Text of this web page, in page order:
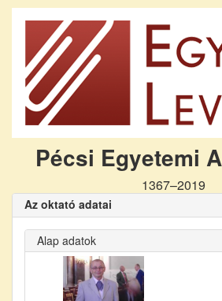
Pécsi Egyetemi
1367–2019
Az oktató adatai
Alap adatok